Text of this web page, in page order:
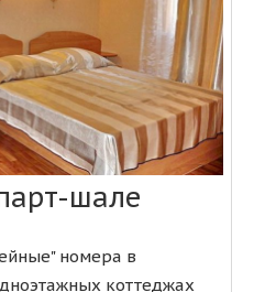
шале
номера в
коттеджах